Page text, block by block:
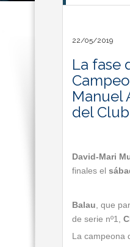
22/05/2019
La fase
Manuel
del
David-Mari
finales el
Balau , que
de serie nº1,
La campeona